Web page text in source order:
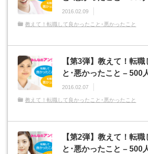
2016.02.09
教えて！転職して良かったこと･悪かったこと
【第3弾】教えて！転
と･悪かったこと – 500
2016.02.07
教えて！転職して良かったこと･悪かったこと
【第2弾】教えて！転
と･悪かったこと – 500